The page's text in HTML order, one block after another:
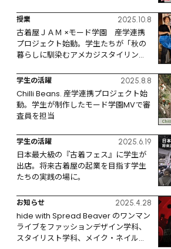
授業 2025.10.8
古着屋ＪＡＭ ×モード学園　産学連携
プロジェクト始動。学生たちが「秋の
暮らしに馴染むアメカジスタイリン
学生の活躍 2025.8.8
Chilli Beans. 産学連携プロジェクト始
動。学生が制作したモード学園MVで審
査員を担当
学生の活躍 2025.6.19
日本最大級の『古着フェス』に学生が
出店。将来古着屋の起業を目指す学生
たちの実践の場に。
お知らせ 2025.4.28
hide with Spread Beaver のワンマン
ライブをファッションデザイン学科、
スタイリスト学科、メイク・ネイル学